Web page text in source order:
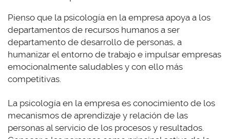
Pienso que la psicología en la empresa apoya a los
departamentos de recursos humanos a ser
departamento de desarrollo de personas, a
humanizar el entorno de trabajo e impulsar empresas
emocionalmente saludables y con ello más
competitivas.
La psicología en la empresa es conocimiento de los
mecanismos de aprendizaje y relación de las
personas al servicio de los procesos y resultados.